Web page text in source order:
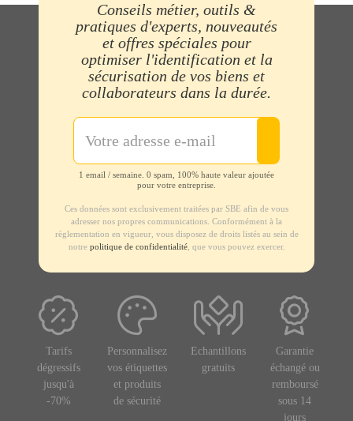
Conseils métier, outils &
pratiques d'experts, nouveautés
et offres spéciales pour
optimiser l'identification et la
sécurisation de vos biens et
collaborateurs dans la durée.
1 email / semaine. 0 spam, 100% haute valeur ajoutée
pour votre entreprise.
Ces données sont exclusivement traitées par SBE afin de vous
adresser nos propres communications. Conformément à la
règlementation en vigueur, vous disposez de droits listés au sein de
notre politique de confidentialité, que vous pouvez exercer.
Tarifs
dégressifs
jusqu'à
-70%
Personnalisez
vos étiquettes
et produits
de sécurité
Echantillons
gratuits
Garantie
échangé ou
remboursé
sous 14
jours